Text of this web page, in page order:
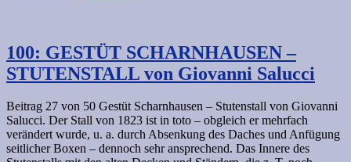
100: GESTÜT SCHARNHAUSEN –
STUTENSTALL von Giovanni Salucci
Beitrag 27 von 50 Gestüt Scharnhausen – Stutenstall von Giovanni
Salucci. Der Stall von 1823 ist in toto – obgleich er mehrfach
verändert wurde, u. a. durch Absenkung des Daches und Anfügung
seitlicher Boxen – dennoch sehr ansprechend. Das Innere des